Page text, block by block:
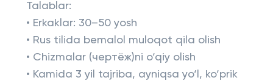
Talablar:
• Erkaklar: 30–50 yosh
• Rus tilida bemalol muloqot qila olish
• Chizmalar (чертёж)ni o‘qiy olish
• Kamida 3 yil tajriba, ayniqsa yo‘l, ko‘prik